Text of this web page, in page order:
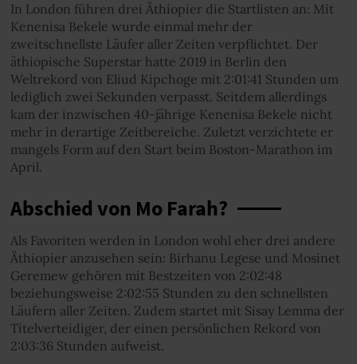
In London führen drei Äthiopier die Startlisten an: Mit
Kenenisa Bekele wurde einmal mehr der
zweitschnellste Läufer aller Zeiten verpflichtet. Der
äthiopische Superstar hatte 2019 in Berlin den
Weltrekord von Eliud Kipchoge mit 2:01:41 Stunden um
lediglich zwei Sekunden verpasst. Seitdem allerdings
kam der inzwischen 40-jährige Kenenisa Bekele nicht
mehr in derartige Zeitbereiche. Zuletzt verzichtete er
mangels Form auf den Start beim Boston-Marathon im
April.
Abschied von Mo Farah?
Als Favoriten werden in London wohl eher drei andere
Äthiopier anzusehen sein: Birhanu Legese und Mosinet
Geremew gehören mit Bestzeiten von 2:02:48
beziehungsweise 2:02:55 Stunden zu den schnellsten
Läufern aller Zeiten. Zudem startet mit Sisay Lemma der
Titelverteidiger, der einen persönlichen Rekord von
2:03:36 Stunden aufweist.